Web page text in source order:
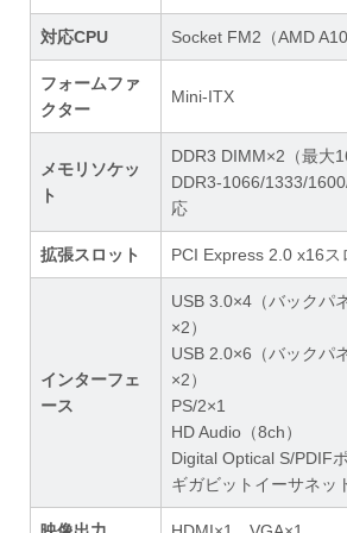
対応CPU Socket FM2（AMD
フォームファ
クター
Mini-ITX
メモリソケッ
ト
DDR3 DIMM×2（最大
DDR3-1066/1333/
応
拡張スロット PCI Express 2.0 x16ス
インターフェ
ース
USB 3.0×4（バックパ
×2）
USB 2.0×6（バックパ
×2）
PS/2×1
HD Audio（8ch）
Digital Optical S/PDIF
ギガビットイーサネッ